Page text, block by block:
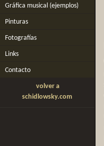
Gráfica musical (ejemplos)
Pinturas
Fotografías
Links
Contacto
volver a
schidlowsky.com